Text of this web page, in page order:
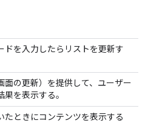
ドを入力したらリストを更新す
面の更新）を提供して、ユーザー
を表示する。
たときにコンテンツを表示する